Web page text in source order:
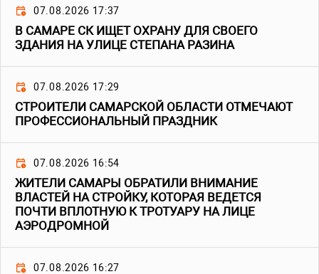
07.08.2026 17:37
В САМАРЕ СК ИЩЕТ ОХРАНУ ДЛЯ СВОЕГО
ЗДАНИЯ НА УЛИЦЕ СТЕПАНА РАЗИНА
07.08.2026 17:29
СТРОИТЕЛИ САМАРСКОЙ ОБЛАСТИ ОТМЕЧАЮТ
ПРОФЕССИОНАЛЬНЫЙ ПРАЗДНИК
07.08.2026 16:54
ЖИТЕЛИ САМАРЫ ОБРАТИЛИ ВНИМАНИЕ
ВЛАСТЕЙ НА СТРОЙКУ, КОТОРАЯ ВЕДЕТСЯ
ПОЧТИ ВПЛОТНУЮ К ТРОТУАРУ НА ЛИЦЕ
АЭРОДРОМНОЙ
07.08.2026 16:27